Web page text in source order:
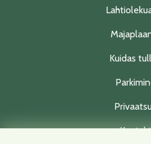
Kuidas
Kontakt